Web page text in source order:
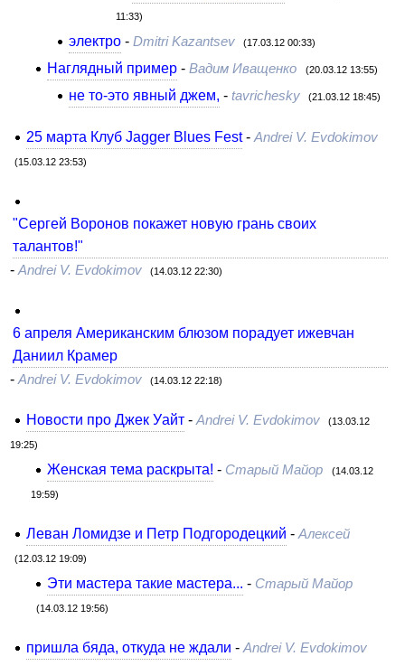
11:33)
электро- Dmitri Kazantsev (17.03.12 00:33)
Наглядный пример -Вадим Иващенко (20.03.12 13:55)
не то-это явный джем, - tavrichesky (21.03.12 18:45)
25 марта Клуб Jagger Blues Fest- Andrei V. Evdokimov
(15.03.12 23:53)
"Сергей Воронов покажет новую грань своих
талантов!"
- Andrei V. Evdokimov (14.03.12 22:30)
6 апреля Американским блюзом порадует ижевчан
Даниил Крамер
- Andrei V. Evdokimov (14.03.12 22:18)
Новости про Джек Уайт- Andrei V. Evdokimov (13.03.12
19:25)
Женская тема раскрыта! - Старый Майор (14.03.12
19:59)
Леван Ломидзе и Петр Подгородецкий - Алексей
(12.03.12 19:09)
Эти мастера такие мастера... - Старый Майор
(14.03.12 19:56)
пришла бяда, откуда не ждали - Andrei V. Evdokimov